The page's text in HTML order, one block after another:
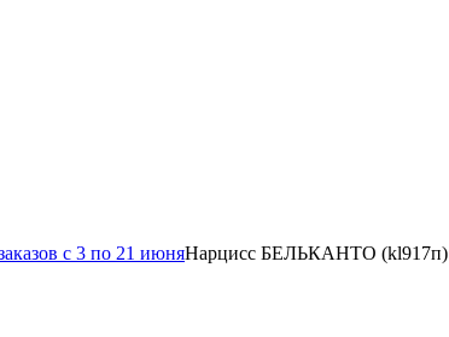
с 3 по 21 июняНарцисс БЕЛЬКАНТО (kl917п)